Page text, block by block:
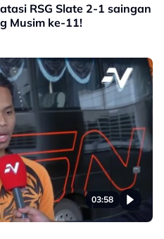
RSG Slate 2-1 saingan
Musim ke-11!
03:58